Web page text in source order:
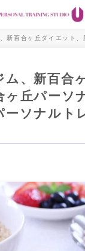
新百合ヶ丘ダイエット
ム、新百合
ヶ丘パーソ
ーソナルト